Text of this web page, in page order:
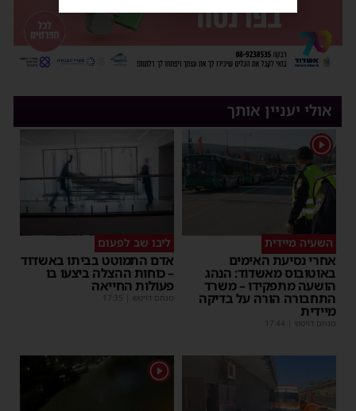
אולי יעניין אותך
1
השעיה מיידית
אחרי נסיעת האימים
באוטובוס מאשדוד: הנהג
הושעה מתפקידו – משרד
התחבורה הורה על בדיקה
מיידית
מנחם דויטש 17:44
ליבו שב לפעום
אדם התמוטט בביתו באשדוד
– כוחות ההצלה ביצעו בו
פעולות החייאה
מנחם דויטש 17:35
1